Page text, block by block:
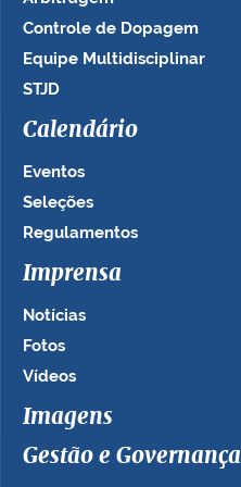
Controle de Dopagem
Equipe Multidisciplinar
STJD
Calendário
Eventos
Seleções
Regulamentos
Imprensa
Notícias
Fotos
Vídeos
Imagens
Gestão e Governança